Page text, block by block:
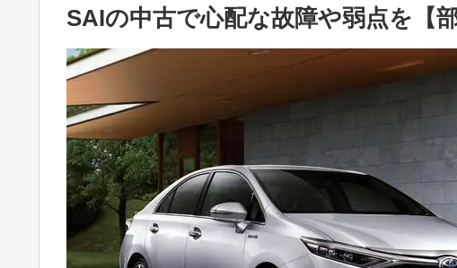
SAIの中古で心配な故障や弱点を【